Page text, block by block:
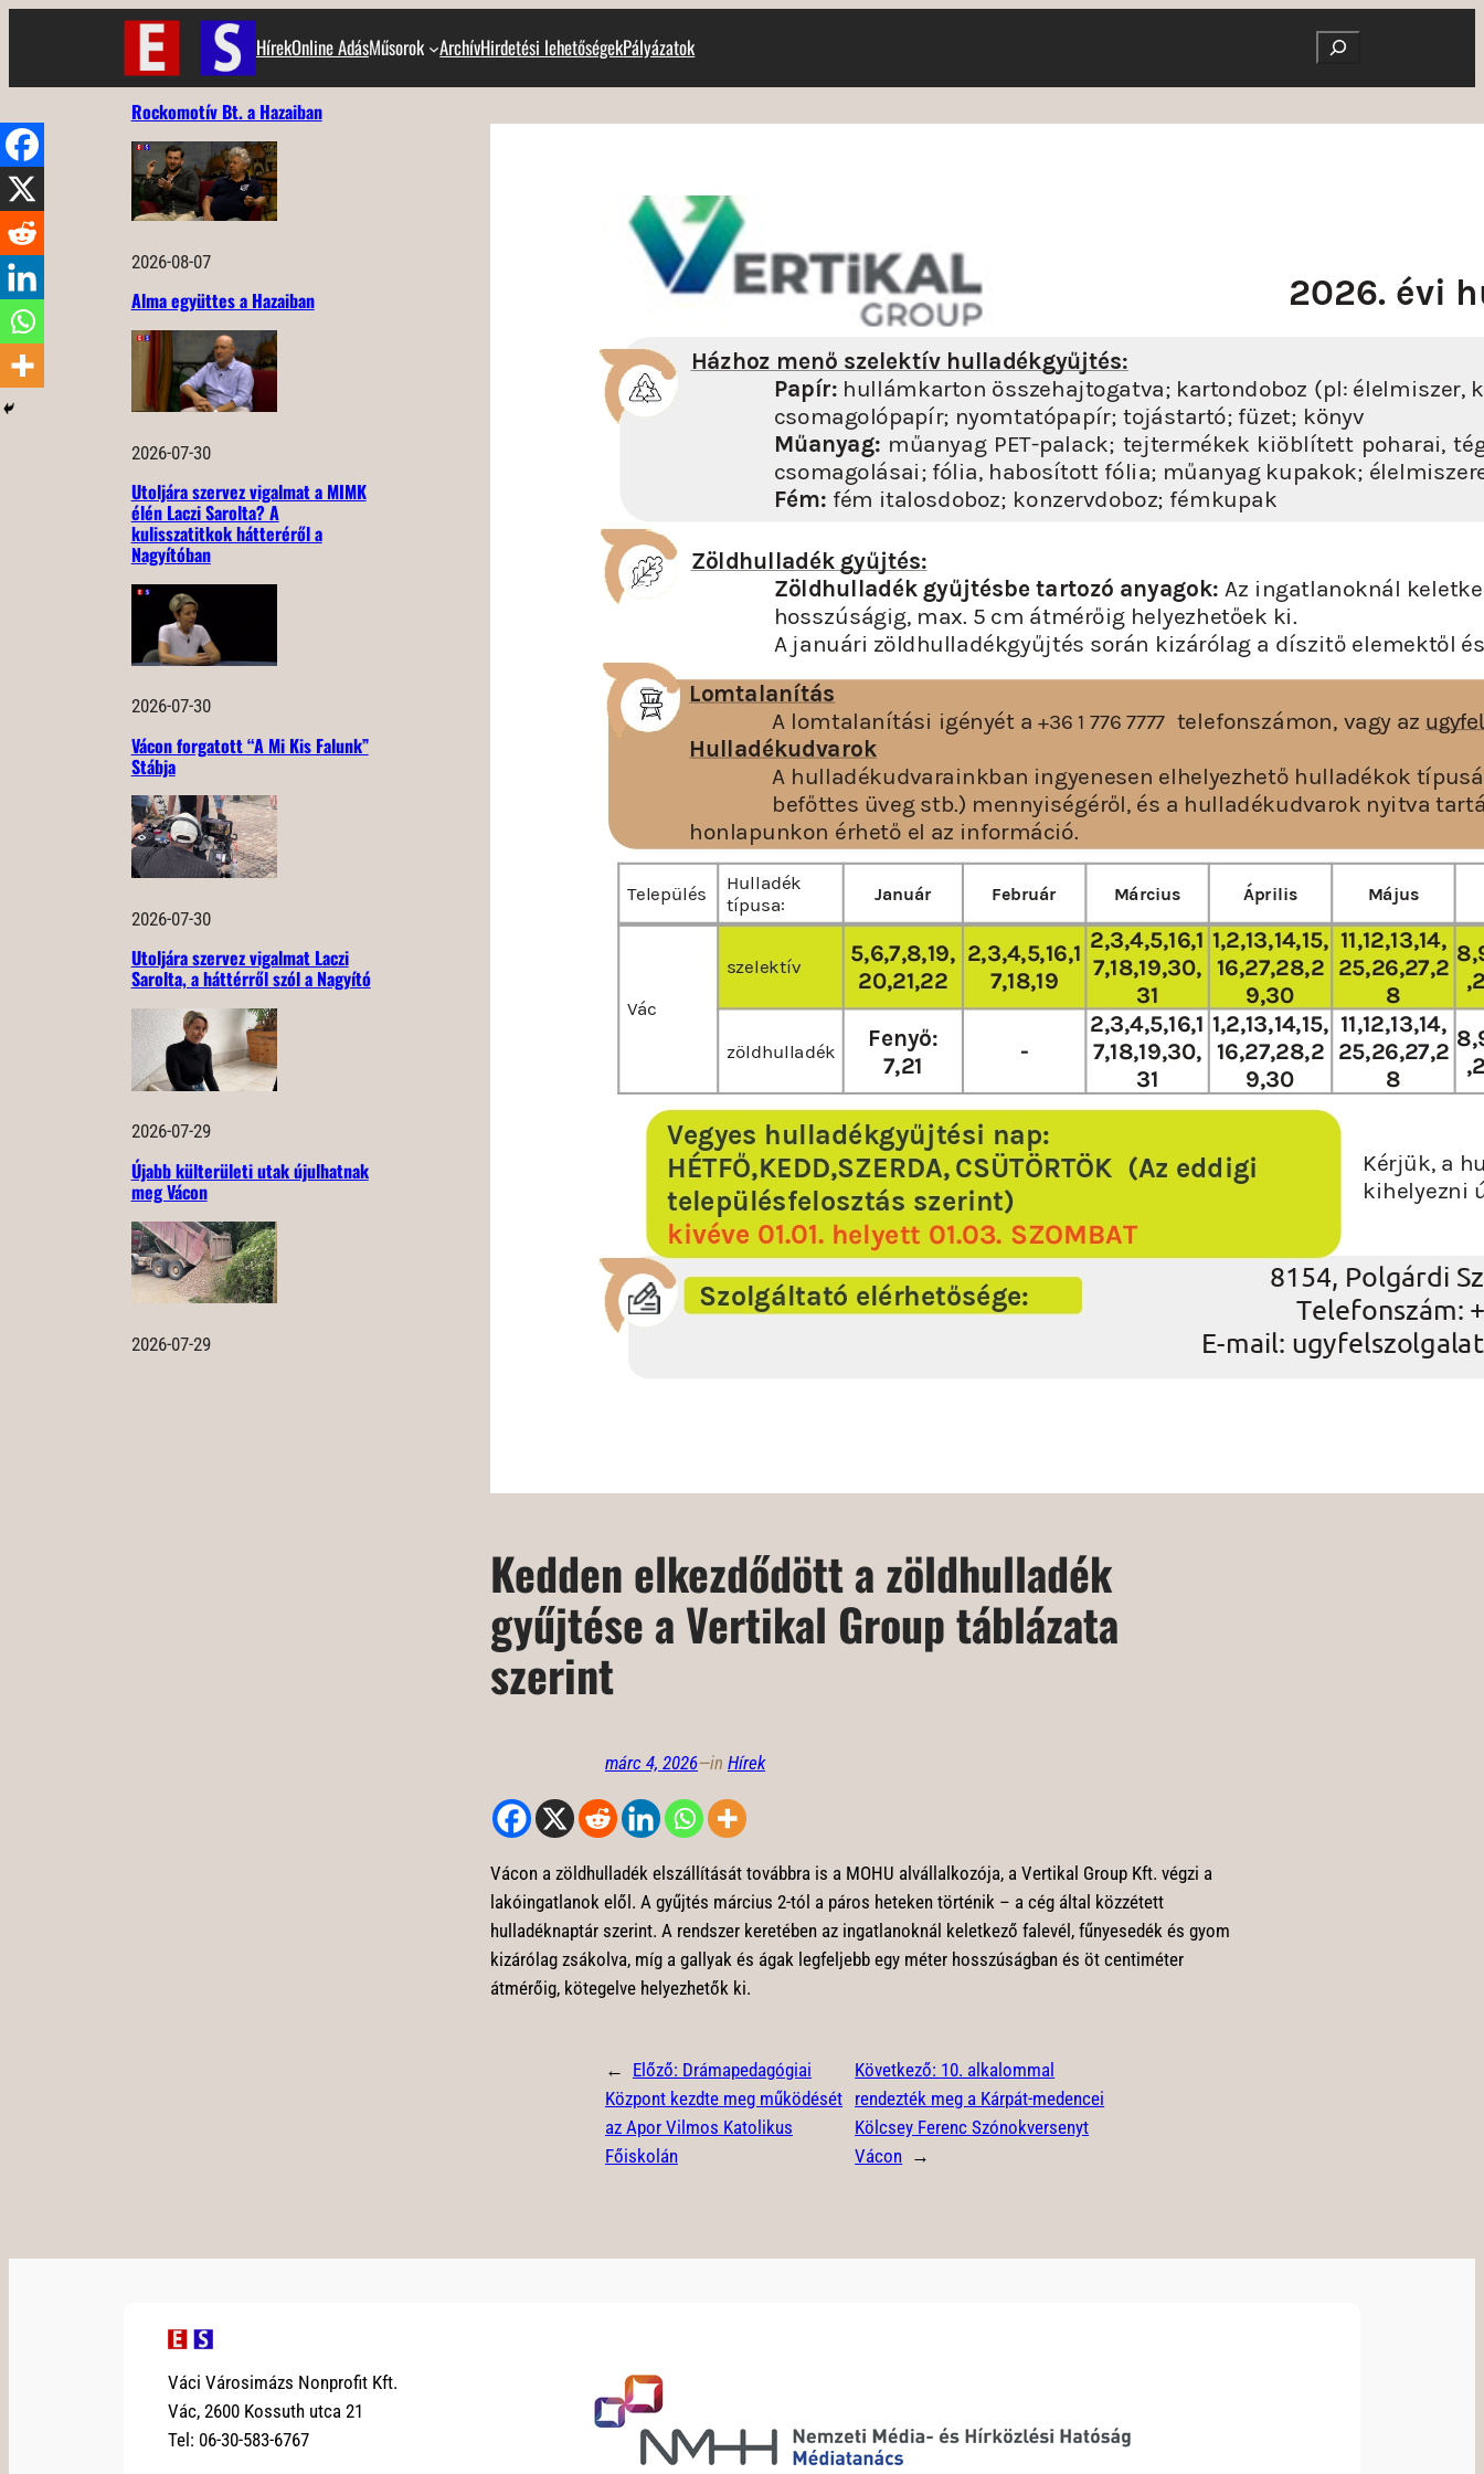
HírekOnline AdásMűsorok ArchívHirdetési lehetőségekPályázatok Search
Rockomotív Bt. a Hazaiban
2026-08-07
Alma együttes a Hazaiban
2026-07-30
Utoljára szervez vigalmat a MIMK
élén Laczi Sarolta? A
kulisszatitkok hátteréről a
Nagyítóban
2026-07-30
Vácon forgatott “A Mi Kis Falunk”
Stábja
2026-07-30
Utoljára szervez vigalmat Laczi
Sarolta, a háttérről szól a Nagyító
2026-07-29
Újabb külterületi utak újulhatnak
meg Vácon
2026-07-29
Kedden elkezdődött a zöldhulladék
gyűjtése a Vertikal Group táblázata
szerint
márc 4, 2026—in Hírek
Vácon a zöldhulladék elszállítását továbbra is a MOHU alvállalkozója, a Vertikal Group Kft. végzi a
lakóingatlanok elől. A gyűjtés március 2-tól a páros heteken történik – a cég által közzétett
hulladéknaptár szerint. A rendszer keretében az ingatlanoknál keletkező falevél, fűnyesedék és gyom
kizárólag zsákolva, míg a gallyak és ágak legfeljebb egy méter hosszúságban és öt centiméter
átmérőig, kötegelve helyezhetők ki.
← Előző: Drámapedagógiai
Központ kezdte meg működését
az Apor Vilmos Katolikus
Főiskolán
Következő: 10. alkalommal
rendezték meg a Kárpát-medencei
Kölcsey Ferenc Szónokversenyt
Vácon →
Váci Városimázs Nonprofit Kft.
Vác, 2600 Kossuth utca 21
Tel: 06-30-583-6767